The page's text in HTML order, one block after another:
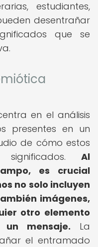
estudiantes,
desentrañar
que se
en el análisis
presentes en un
de cómo estos
significados. Al
es crucial
no solo incluyen
imágenes,
otro elemento
mensaje. La
el entramado